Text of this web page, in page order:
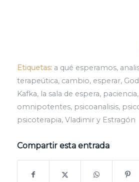
Etiquetas: a qué esperamos,
terapeútica, cambio, esperar,
Kafka, la sala de espera, paciencia,
omnipotentes, psicoanalisis,
psicoterapia, Vladimir y Estragón
Compartir esta entrada